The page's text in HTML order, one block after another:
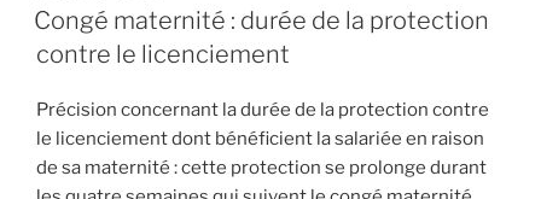
LE
Congé maternité : durée de la protection
contre le licenciement
Précision concernant la durée de la protection contre
le licenciement dont bénéficient la salariée en raison
de sa maternité : cette protection se prolonge durant